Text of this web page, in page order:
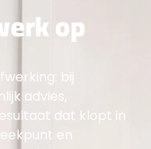
op
bij
advies,
dat klopt in
en